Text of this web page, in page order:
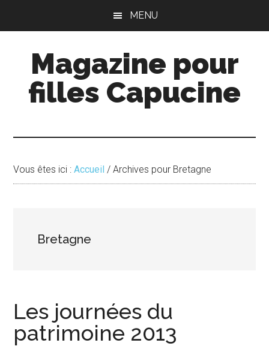
principal
principale
MENU
Magazine pour
filles Capucine
Vous êtes ici :Accueil / Archives pour Bretagne
Bretagne
Les journées du
patrimoine 2013